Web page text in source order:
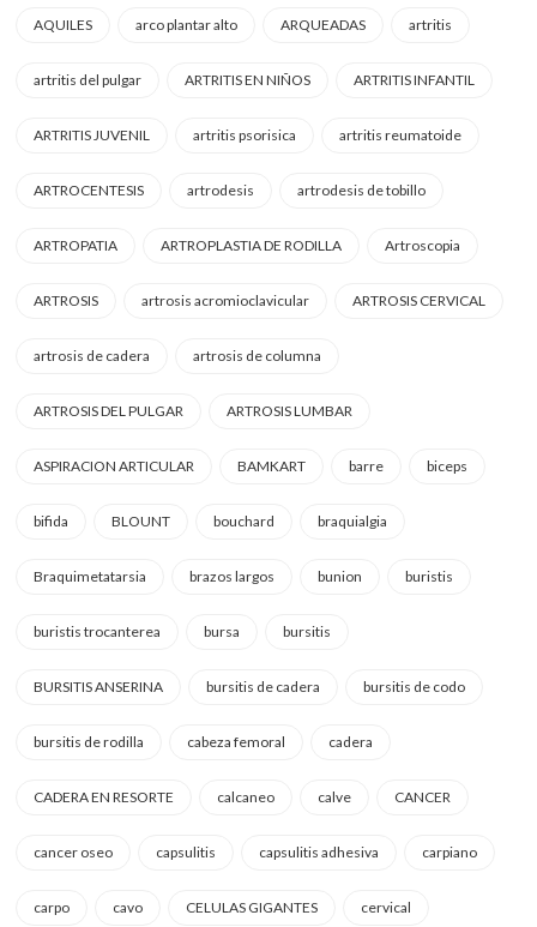
AQUILES arco plantar alto ARQUEADAS artritis
artritis del pulgar ARTRITIS EN NIÑOS ARTRITIS INFANTIL
ARTRITIS JUVENIL artritis psorisica artritis reumatoide
ARTROCENTESIS artrodesis artrodesis de tobillo
ARTROPATIA ARTROPLASTIA DE RODILLA Artroscopia
ARTROSIS artrosis acromioclavicular ARTROSIS CERVICAL
artrosis de cadera artrosis de columna
ARTROSIS DEL PULGAR ARTROSIS LUMBAR
ASPIRACION ARTICULAR BAMKART barre biceps
bifida BLOUNT bouchard braquialgia
Braquimetatarsia brazos largos bunion buristis
buristis trocanterea bursa bursitis
BURSITIS ANSERINA bursitis de cadera bursitis de codo
bursitis de rodilla cabeza femoral cadera
CADERA EN RESORTE calcaneo calve CANCER
cancer oseo capsulitis capsulitis adhesiva carpiano
carpo cavo CELULAS GIGANTES cervical